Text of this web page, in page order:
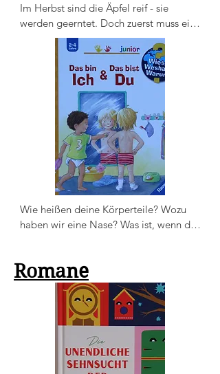
Im Herbst sind die Äpfel reif - sie
werden geerntet. Doch zuerst muss ein
Apfelbaum wachsen. Und bis aus einer
Blüte ein Apfel wird, dauert es einen
ganzen Sommer. Aus Äpfeln kannst du
viele leckere Dinge machen: Apfelmus,
Apfelringe, Bratäpfel und natürlich
Wie heißen deine Körperteile? Wozu
haben wir eine Nase? Was ist, wenn du
Romane